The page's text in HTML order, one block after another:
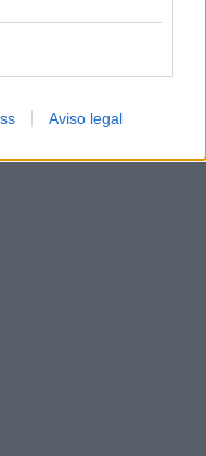
Aviso legal